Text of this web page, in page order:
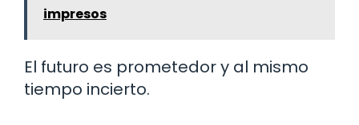
impresos
El futuro es prometedor y al mismo
tiempo incierto.